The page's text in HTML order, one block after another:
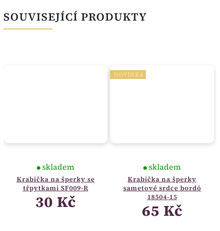
SOUVISEJÍCÍ PRODUKTY
Krabička na šperky se
třpytkami SF009-R
skladem
30 Kč
NOVINKA
Krabička na šperky
sametové srdce bordó
18504-15
skladem
65 Kč